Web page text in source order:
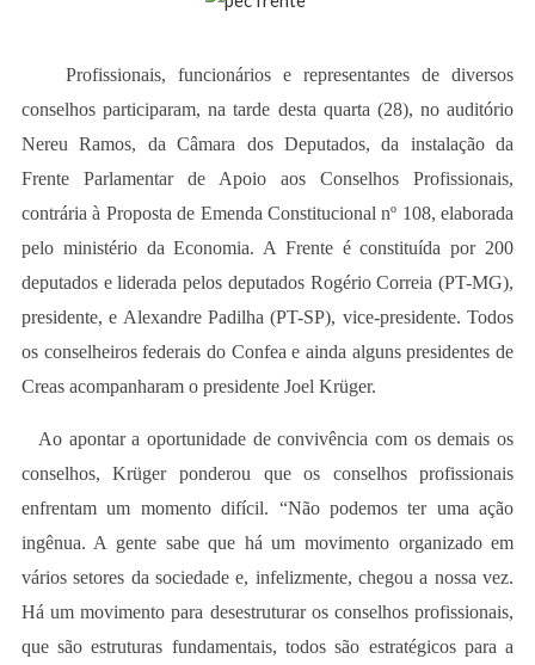
Profissionais, funcionários e representantes de diversos
conselhos participaram, na tarde desta quarta (28), no auditório
Nereu Ramos, da Câmara dos Deputados, da instalação da
Frente Parlamentar de Apoio aos Conselhos Profissionais,
contrária à Proposta de Emenda Constitucional nº 108, elaborada
pelo ministério da Economia. A Frente é constituída por 200
deputados e liderada pelos deputados Rogério Correia (PT-MG),
presidente, e Alexandre Padilha (PT-SP), vice-presidente. Todos
os conselheiros federais do Confea e ainda alguns presidentes de
Creas acompanharam o presidente Joel Krüger.
Ao apontar a oportunidade de convivência com os demais os
conselhos, Krüger ponderou que os conselhos profissionais
enfrentam um momento difícil. “Não podemos ter uma ação
ingênua. A gente sabe que há um movimento organizado em
vários setores da sociedade e, infelizmente, chegou a nossa vez.
Há um movimento para desestruturar os conselhos profissionais,
que são estruturas fundamentais, todos são estratégicos para a